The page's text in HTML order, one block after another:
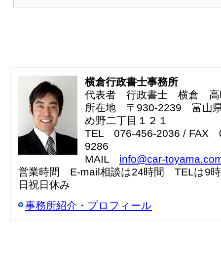
横倉行政書士事務所
代表者 行政書士 横倉 高
所在地 〒930-2239 富山
め野二丁目１２１
TEL 076-456-2036 / FAX
9286
MAIL info@car-
営業時間 E-mail相談は24時間 TELは9
日祝日休み
事務所紹介・プロフィール